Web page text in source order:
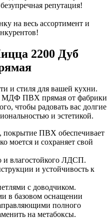
репутация!
на весь ассортимент и
2200 Дуб
и стиля для вашей кухни.
МДФ ПВХ прямая от фабрики
чтобы радовать вас долгие
и эстетикой.
ПВХ обеспечивает
моется и сохраняет свой
и влагостойкого ЛДСП.
и устойчивость к
с доводчиком.
в базовом оснащении
полного
на метабоксы.